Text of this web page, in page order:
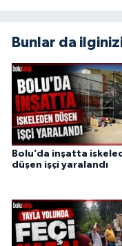
Bunlar da
Bolu’da inşatta
düşen işçi yaralandı